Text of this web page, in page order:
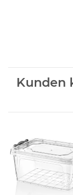
Kunden